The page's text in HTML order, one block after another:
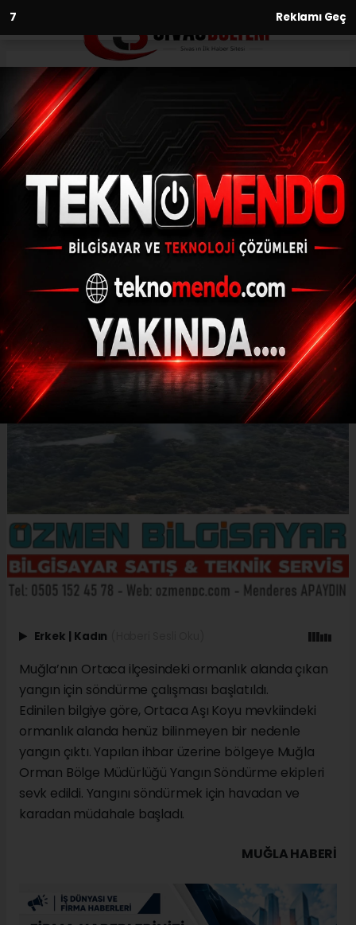
6 Reklamı Geç
Anasayfa Asayiş
Ortaca’da orman yangını
(İHA) - İhlas Haber Ajansı | 31.07.2024 - 12:36, Güncelleme: 31.07.2024
- 12:01
Ortaca’da orman yangını
ABONE OL
Erkek | Kadın
Muğla’nın Ortaca ilçesindeki ormanlık alanda çıkan
yangın için söndürme çalışması başlatıldı.
Edinilen bilgiye göre, Ortaca Aşı Koyu mevkiindeki
ormanlık alanda henüz bilinmeyen bir nedenle
yangın çıktı. Yapılan ihbar üzerine bölgeye Muğla
Orman Bölge Müdürlüğü Yangın Söndürme ekipleri
sevk edildi. Yangını söndürmek için havadan ve
karadan müdahale başladı.
MUĞLA HABERİ